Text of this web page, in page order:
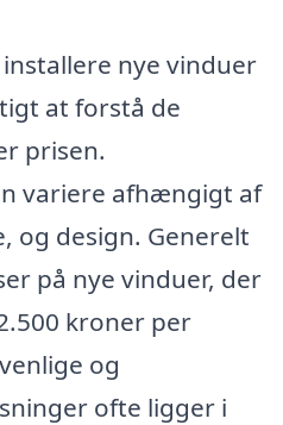
nye vinduer
at forstå de
prisen.
variere afhængigt af
og design. Generelt
på nye vinduer, der
kroner per
og
ofte ligger i